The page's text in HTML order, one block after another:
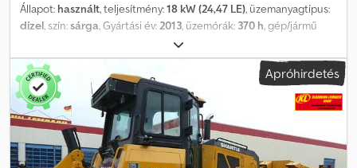
Állapot: használt, teljesítmény:18 kW (24,47 LE), üzemanyagtípus:
dízel, szín:sárga, Gyártási év:2013, üzemórák: 370 h, gép/jármű
UVV biztonsági ellenőrzés
Felszereltség / Műszaki adatok VIBROMAX VM 1500:
Dksdpjyzntbofx An Nsr Üzemi tömeg: 1.530 kg * Árokhenger rádiós
távirányítással * Nagyon csendes, vízhűtéses, 3-hengeres
dízelmotor * Munkaszélesség max. 850 mm * Frekvencia: 31 Hz *
Amplitúdó: 2,4 mm * Automatikus motorleállítás a gép billenésekor
* Hidrodinamikus fék * Zárható burkolatok vandalizmus elleni
védelemhez
Apróhirdetés